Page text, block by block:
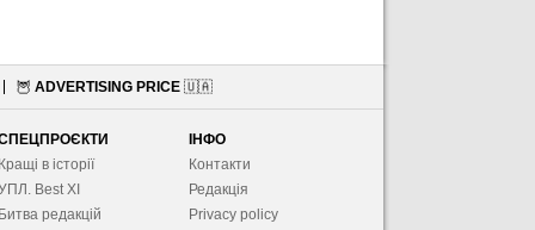
🦉 ADVERTISING PRICE 🇺🇦
Кращі в історії
Best XІ
Битва редакцій
ІНФО
Контакти
Редакція
Privacy policy